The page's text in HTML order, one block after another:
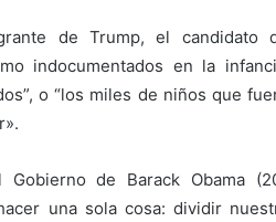
de Trump, el candidato
indocumentados en la
o “los miles de niños que
de Barack Obama
una sola cosa: dividir